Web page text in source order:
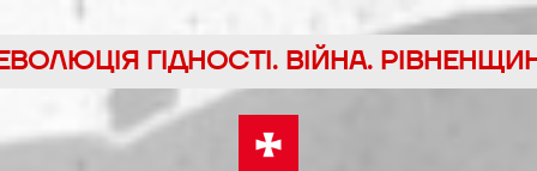
ГІДНОСТІ. ВІЙНА.